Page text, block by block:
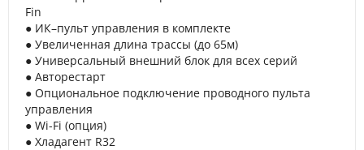
Fin
● ИК–пульт управления в комплекте
● Увеличенная длина трассы (до 65м)
● Универсальный внешний блок для всех серий
● Авторестарт
● Опциональное подключение проводного пульта
управления
● Wi-Fi (опция)
● Хладагент R32